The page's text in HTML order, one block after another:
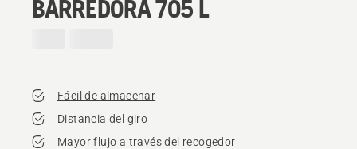
BARREDORA 705 L
Fácil de almacenar
Distancia del giro
Mayor flujo a través del recogedor